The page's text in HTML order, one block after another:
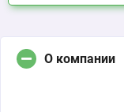
О компании